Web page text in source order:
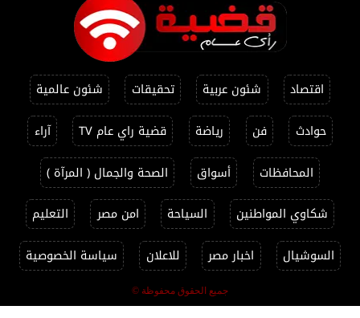
اقتصاد شئون عربية تحقيقات
شئون عالمية
حوادث
فن رياضة قضية راي عام TV
آراء
المحافظات
أسواق
الصحة والجمال ( المرآة )
شكاوي المواطنين
السياحة امن مصر
التعليم
السوشيال
اخبار مصر للاعلان سياسة الخصوصية
جميع الحقوق محفوظة ©